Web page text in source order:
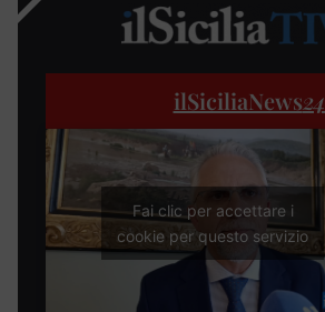
ilSiciliaNews24
Fai clic per accettare i
cookie per questo servizio